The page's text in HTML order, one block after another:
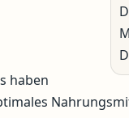
haben